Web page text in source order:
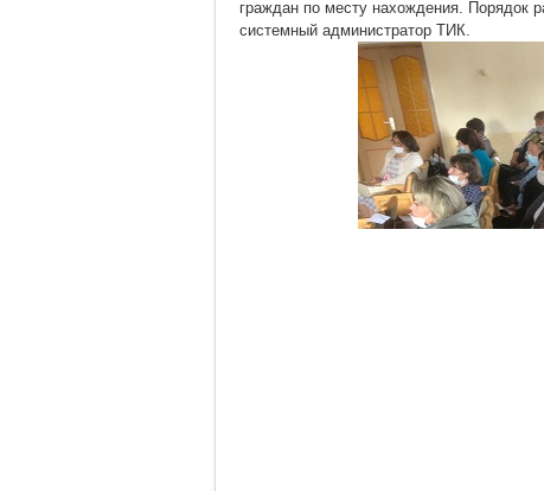
граждан по месту нахождения.
системный администратор ТИК.